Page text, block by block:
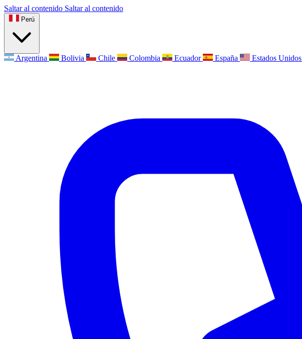
Saltar al contenido Saltar al contenido
Perú
Argentina Bolivia Chile Colombia Ecuador España Estados Unidos